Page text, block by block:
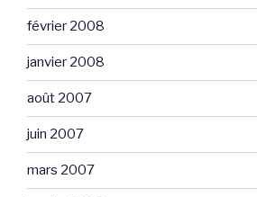
février 2008
janvier 2008
août 2007
juin 2007
mars 2007